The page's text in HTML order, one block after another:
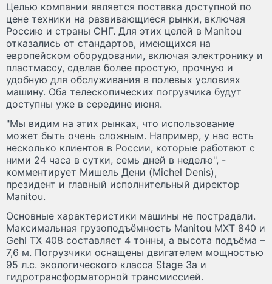
Целью компании является поставка доступной по
цене техники на развивающиеся рынки, включая
Россию и страны СНГ. Для этих целей в Manitou
отказались от стандартов, имеющихся на
европейском оборудовании, включая электронику и
пластмассу, сделав более простую, прочную и
удобную для обслуживания в полевых условиях
машину. Оба телескопических погрузчика будут
доступны уже в середине июня.
"Мы видим на этих рынках, что использование
может быть очень сложным. Например, у нас есть
несколько клиентов в России, которые работают с
ними 24 часа в сутки, семь дней в неделю", -
комментирует Мишель Дени (Michel Denis),
президент и главный исполнительный директор
Manitou.
Основные характеристики машины не пострадали.
Максимальная грузоподъёмность Manitou MXT 840 и
Gehl TX 408 составляет 4 тонны, а высота подъёма –
7,6 м. Погрузчики оснащены двигателем мощностью
95 л.с. экологического класса Stage 3a и
гидротрансформаторной трансмиссией.